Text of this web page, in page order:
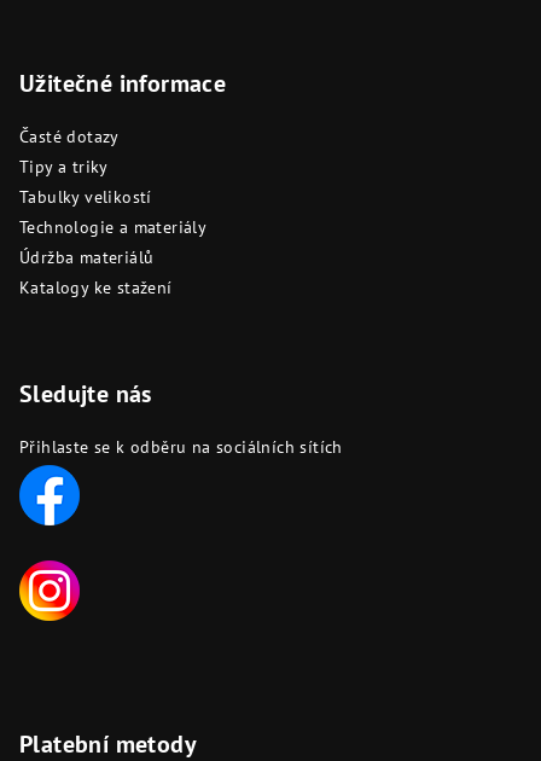
Užitečné informace
Časté dotazy
Tipy a triky
Tabulky velikostí
Technologie a materiály
Údržba materiálů
Katalogy ke stažení
Sledujte nás
Přihlaste se k odběru na sociálních sítích
Platební metody